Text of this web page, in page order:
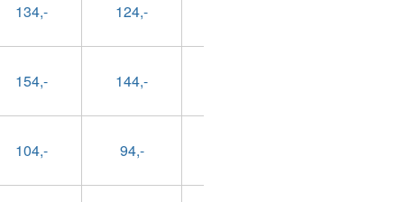
134,- 124,-
154,- 144,-
104,- 94,-